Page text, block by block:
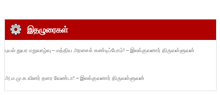
இதழுரைகள்
புயல் துயர மறுவாழ்வு – மத்திய அரசைக் கண்டிப்போம்! – இலக்குவனார் திருவள்ளுவன்
அ.ம.மு.க.வினர் தளர வேண்டா! – இலக்குவனார் திருவள்ளுவன்